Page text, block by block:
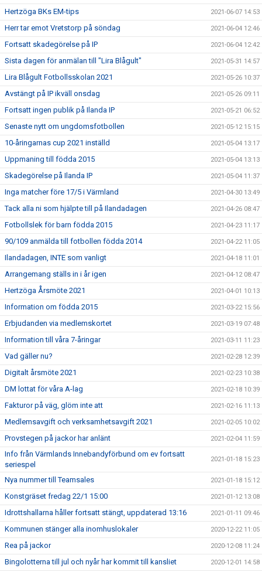
Hertzöga BKs EM-tips 2021-06-07 14:53
Herr tar emot Vretstorp på söndag 2021-06-04 12:46
Fortsatt skadegörelse på IP 2021-06-04 12:42
Sista dagen för anmälan till "Lira Blågult" 2021-05-31 14:57
Lira Blågult Fotbollsskolan 2021 2021-05-26 10:37
Avstängt på IP ikväll onsdag 2021-05-26 09:11
Fortsatt ingen publik på Ilanda IP 2021-05-21 06:52
Senaste nytt om ungdomsfotbollen 2021-05-12 15:15
10-åringarnas cup 2021 inställd 2021-05-04 13:17
Uppmaning till födda 2015 2021-05-04 13:13
Skadegörelse på Ilanda IP 2021-05-04 11:37
Inga matcher före 17/5 i Värmland 2021-04-30 13:49
Tack alla ni som hjälpte till på Ilandadagen 2021-04-26 08:47
Fotbollslek för barn födda 2015 2021-04-23 11:17
90/109 anmälda till fotbollen födda 2014 2021-04-22 11:05
Ilandadagen, INTE som vanligt 2021-04-18 11:01
Arrangemang ställs in i år igen 2021-04-12 08:47
Hertzöga Årsmöte 2021 2021-04-01 10:13
Information om födda 2015 2021-03-22 15:56
Erbjudanden via medlemskortet 2021-03-19 07:48
Information till våra 7-åringar 2021-03-11 11:23
Vad gäller nu? 2021-02-28 12:39
Digitalt årsmöte 2021 2021-02-23 10:38
DM lottat för våra A-lag 2021-02-18 10:39
Fakturor på väg, glöm inte att 2021-02-16 11:13
Medlemsavgift och verksamhetsavgift 2021 2021-02-05 10:02
Provstegen på jackor har anlänt 2021-02-04 11:59
Info från Värmlands Innebandyförbund om ev fortsatt
seriespel
2021-01-18 15:23
Nya nummer till Teamsales 2021-01-18 15:12
Konstgräset fredag 22/1 15:00 2021-01-12 13:08
Idrottshallarna håller fortsatt stängt, uppdaterad 13:16 2021-01-11 09:46
Kommunen stänger alla inomhuslokaler 2020-12-22 11:05
Rea på jackor 2020-12-08 11:24
Bingolotterna till jul och nyår har kommit till kansliet 2020-12-01 14:58